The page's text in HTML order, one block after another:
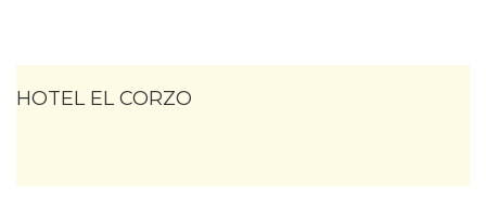
HOTEL EL CORZO